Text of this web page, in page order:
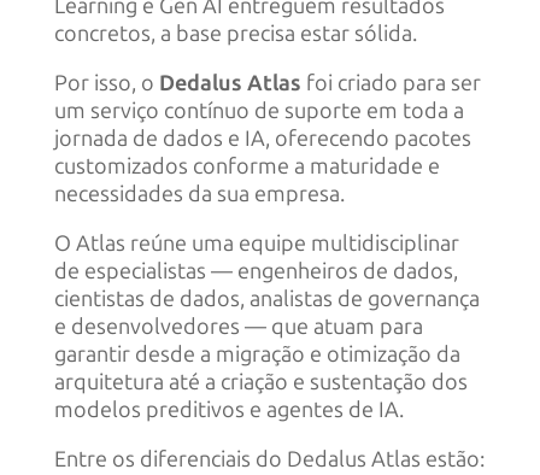
Learning e Gen AI entreguem resultados
concretos, a base precisa estar sólida.
Por isso, o Dedalus Atlas foi criado para ser
um serviço contínuo de suporte em toda a
jornada de dados e IA, oferecendo pacotes
customizados conforme a maturidade e
necessidades da sua empresa.
O Atlas reúne uma equipe multidisciplinar
de especialistas — engenheiros de dados,
cientistas de dados, analistas de governança
e desenvolvedores — que atuam para
garantir desde a migração e otimização da
arquitetura até a criação e sustentação dos
modelos preditivos e agentes de IA.
Entre os diferenciais do Dedalus Atlas estão: